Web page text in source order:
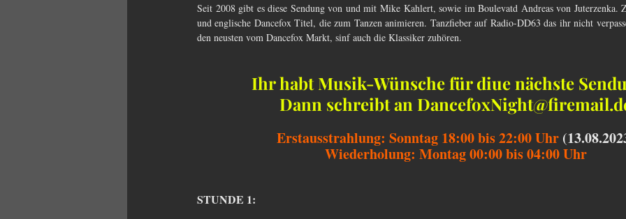
Seit 2008 gibt es diese Sendung von und mit Mike Kahlert, sowie im Boulevatd Andreas von Juterzenka.
und englische Dancefox Titel, die zum Tanzen animieren. Tanzfieber auf Radio-DD63 das ihr nicht
den neusten vom Dancefox Markt, sinf auch die Klassiker zuhören.
Ihr habt Musik-Wünsche für diue nächste
Dann schreibt an
Erstausstrahlung: Sonntag 18:00 bis 22:00 Uhr
Wiederholung: Montag 00:00 bis 04:00 Uhr
STUNDE 1: